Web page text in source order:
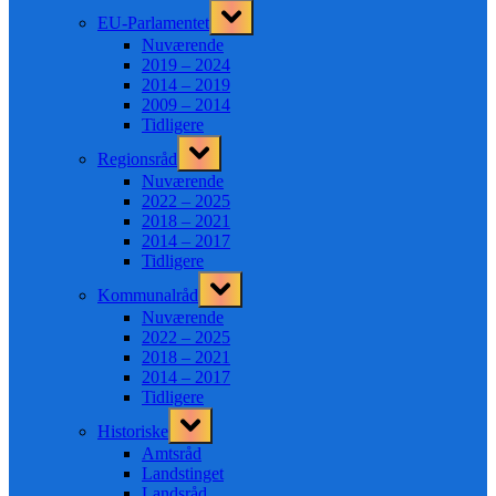
EU-Parlamentet
Toggle
sub-
menu
Nuværende
2019 – 2024
2014 – 2019
2009 – 2014
Tidligere
Regionsråd
Toggle
sub-
menu
Nuværende
2022 – 2025
2018 – 2021
2014 – 2017
Tidligere
Kommunalråd
Toggle
sub-
menu
Nuværende
2022 – 2025
2018 – 2021
2014 – 2017
Tidligere
Historiske
Toggle
sub-
menu
Amtsråd
Landstinget